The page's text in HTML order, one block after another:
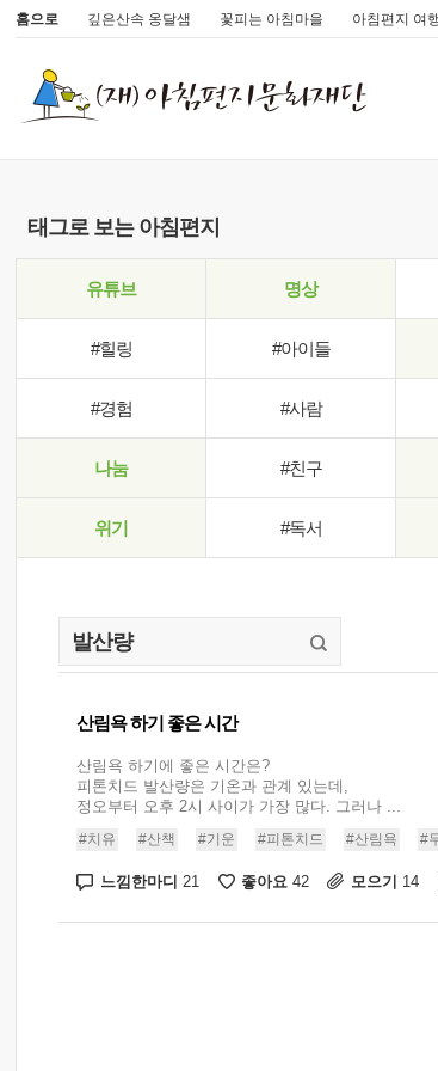
홈으로 깊은산속 옹달샘 꽃피는 아침마을 아침편지 여
태그로 보는 아침편지
유튜브 명상
#힐링 #아이들
#경험 #사람
나눔 #친구
위기 #독서
산림욕 하기 좋은 시간
산림욕 하기에 좋은 시간은?
피톤치드 발산량은 기온과 관계 있는데,
정오부터 오후 2시 사이가 가장 많다. 그러나 ...
#치유 #산책 #기운 #피톤치드 #산림욕 #
느낌한마디 21 좋아요 42 모으기 14